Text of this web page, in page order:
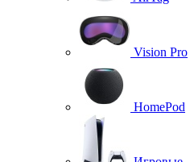
Vision Pro
HomePod